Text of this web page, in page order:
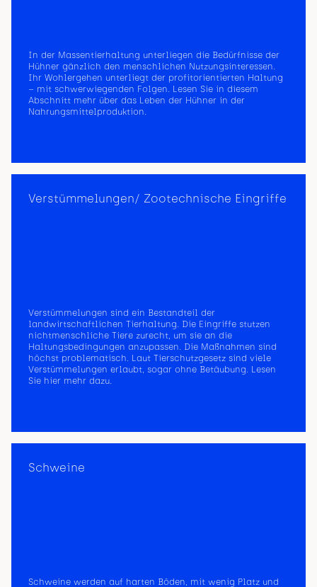
In der Massentierhaltung unterliegen die Bedürfnisse der
Hühner gänzlich den menschlichen Nutzungsinteressen.
Ihr Wohlergehen unterliegt der profitorientierten Haltung
– mit schwerwiegenden Folgen. Lesen Sie in diesem
Abschnitt mehr über das Leben der Hühner in der
Nahrungsmittelproduktion.
Verstümmelungen/ Zootechnische Eingriffe
Verstümmelungen sind ein Bestandteil der
landwirtschaftlichen Tierhaltung. Die Eingriffe stutzen
nichtmenschliche Tiere zurecht, um sie an die
Haltungsbedingungen anzupassen. Die Maßnahmen sind
höchst problematisch. Laut Tierschutzgesetz sind viele
Verstümmelungen erlaubt, sogar ohne Betäubung. Lesen
Sie hier mehr dazu.
Schweine
Schweine werden auf harten Böden, mit wenig Platz und